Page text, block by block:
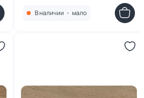
119,5х238,5х0,9
В наличии • мало